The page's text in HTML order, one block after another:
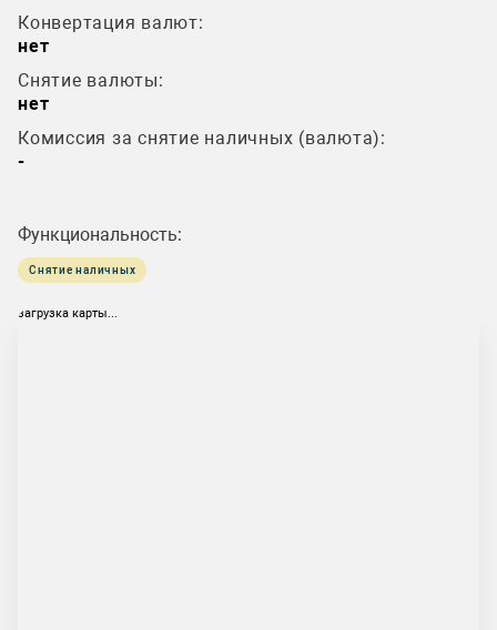
Конвертация валют:
нет
Снятие валюты:
нет
Комиссия за снятие наличных (валюта):
-
Функциональность:
Снятие наличных
загрузка карты...